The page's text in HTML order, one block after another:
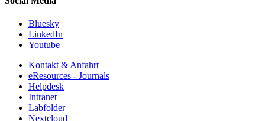
Bluesky
LinkedIn
Youtube
Kontakt & Anfahrt
eResources - Journals
Helpdesk
Intranet
Labfolder
Nextcloud